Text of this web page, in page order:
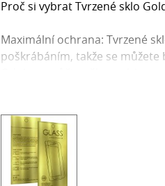
Proč si vybrat Tvrzené sklo
Maximální ochrana: Tvrzené
poškrábáním, takže se
životnost a odolnost vůči
ovládání bez jakýchkoli překážek.
Vysoká průhlednost: Zajišťuje
ostrostí, jako byste žádné sklo
Oleofobní povlak: Mimořádně